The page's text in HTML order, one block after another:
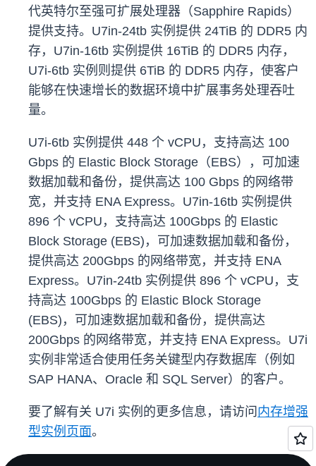
代英特尔至强可扩展处理器（Sapphire Rapids）
提供支持。U7in-24tb 实例提供 24TiB 的 DDR5 内
存，U7in-16tb 实例提供 16TiB 的 DDR5 内存，
U7i-6tb 实例则提供 6TiB 的 DDR5 内存，使客户
能够在快速增长的数据环境中扩展事务处理吞吐
量。
U7i-6tb 实例提供 448 个 vCPU，支持高达 100
Gbps 的 Elastic Block Storage（EBS），可加速
数据加载和备份，提供高达 100 Gbps 的网络带
宽，并支持 ENA Express。U7in-16tb 实例提供
896 个 vCPU，支持高达 100Gbps 的 Elastic
Block Storage (EBS)，可加速数据加载和备份，
提供高达 200Gbps 的网络带宽，并支持 ENA
Express。U7in-24tb 实例提供 896 个 vCPU，支
持高达 100Gbps 的 Elastic Block Storage
(EBS)，可加速数据加载和备份，提供高达
200Gbps 的网络带宽，并支持 ENA Express。U7i
实例非常适合使用任务关键型内存数据库（例如
SAP HANA、Oracle 和 SQL Server）的客户。
要了解有关 U7i 实例的更多信息，请访问 内存增强
型实例页面。